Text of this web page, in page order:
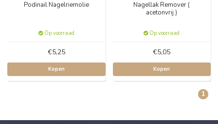
Podinail Nagelriemolie
Op voorraad
€5,25
Kopen
Nagellak Remover (
acetonvrij )
Op voorraad
€5,05
Kopen
1